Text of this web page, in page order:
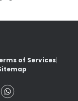
of Services